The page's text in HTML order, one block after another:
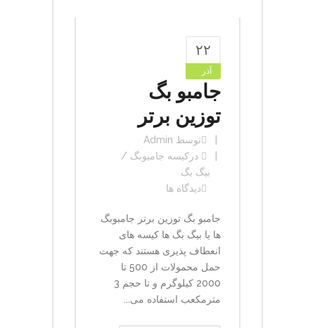
۲۲
آذر
جامبو بگ
توزین برتر
توسط Admin
در کیسه جامبوبگ /
بیگ بگ
دیدگاه ها
جامبو بگ توزین برتر جامبوبگ
ها یا بیگ بگ ها کیسه های
انعطاف پذیری هستند که جهت
حمل محمولات از 500 تا
2000 کیلوگرم و تا حجم 3
مترمکعب استفاده می...